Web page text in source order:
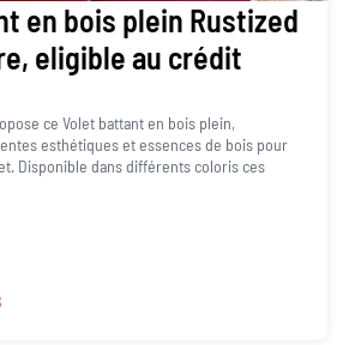
en bois plein Rustized
eligible au crédit
ce Volet battant en bois plein,
esthétiques et essences de bois pour
Disponible dans différents coloris ces